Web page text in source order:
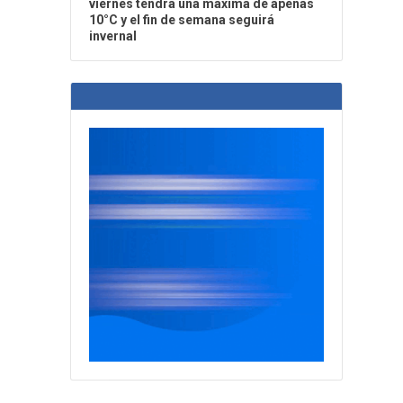
viernes tendrá una máxima de apenas
10°C y el fin de semana seguirá
invernal